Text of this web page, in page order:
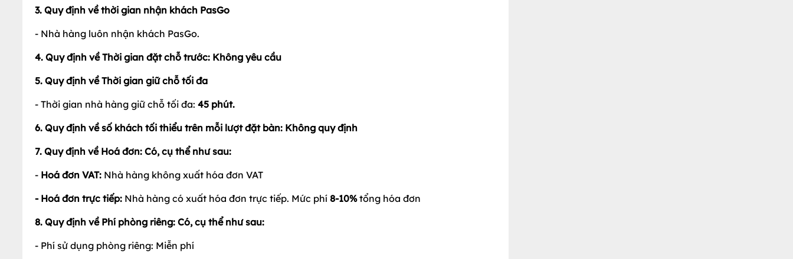
- Ưu đãi được áp dụng đồng thời cùng với các chương trình ưu đãi khác tại Nhà hàng
3. Quy định về thời gian nhận khách PasGo
- Nhà hàng luôn nhận khách PasGo.
4. Quy định về Thời gian đặt chỗ trước: Không yêu cầu
5. Quy định về Thời gian giữ chỗ tối đa
- Thời gian nhà hàng giữ chỗ tối đa:45phút.
6. Quy định về số khách tối thiểu trên mỗi lượt đặt bàn: Không quy định
7. Quy định về Hoá đơn: Có, cụ thể như sau:
Hoá đơn VAT: Nhà hàng không xuất hóa đơn VAT
- Hoá đơn trực tiếp:Nhà hàng có xuất hóa đơn trực tiếp. Mức phí
8. Quy định về Phí phòng riêng: Có, cụ thể như sau: